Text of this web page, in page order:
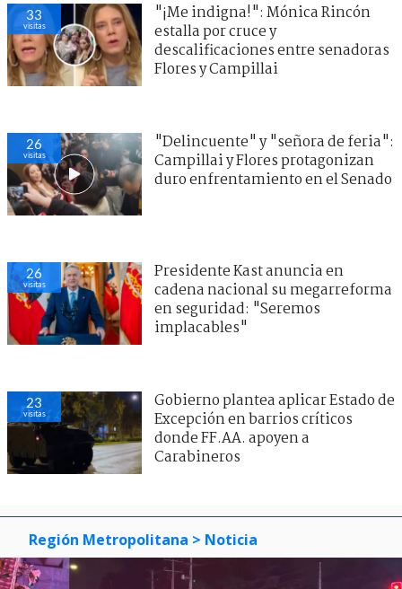
33
visitas
"¡Me indigna!": Mónica Rincón
estalla por cruce y
descalificaciones entre senadoras
Flores y Campillai
26
visitas
"Delincuente" y "señora de feria":
Campillai y Flores protagonizan
duro enfrentamiento en el Senado
26
visitas
Presidente Kast anuncia en
cadena nacional su megarreforma
en seguridad: "Seremos
implacables"
23
visitas
Gobierno plantea aplicar Estado de
Excepción en barrios críticos
donde FF.AA. apoyen a
Carabineros
Región Metropolitana > Noticia